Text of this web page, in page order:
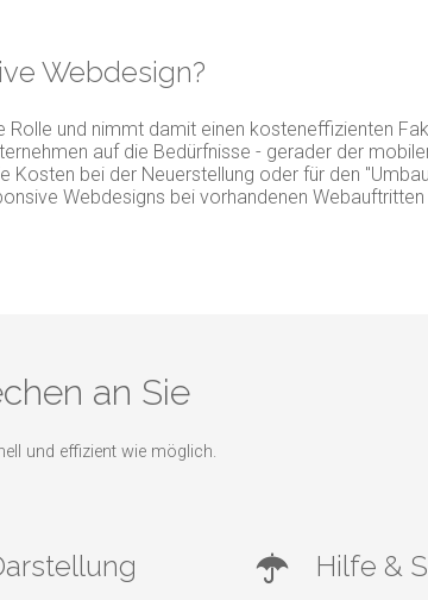
Webdesign?
und nimmt damit einen kosteneffizienten
auf die Bedürfnisse - gerader der
bei der Neuerstellung oder für den
Webdesigns bei vorhandenen Webauftritten
an Sie
und effizient wie möglich.
Hilfe &